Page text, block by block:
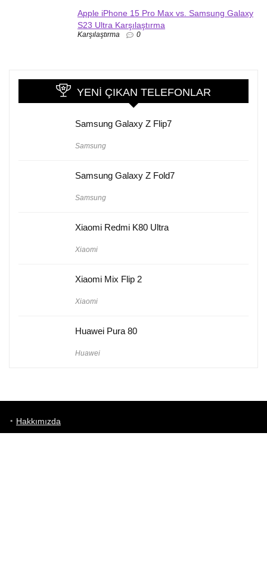
Apple iPhone 15 Pro Max vs. Samsung Galaxy
S23 Ultra Karşılaştırma
Karşılaştırma 0
YENI ÇIKAN TELEFONLAR
Samsung Galaxy Z Flip7
Samsung
Samsung Galaxy Z Fold7
Samsung
Xiaomi Redmi K80 Ultra
Xiaomi
Xiaomi Mix Flip 2
Xiaomi
Huawei Pura 80
Huawei
Hakkımızda